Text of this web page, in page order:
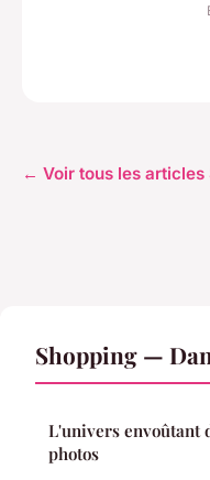
← Voir tous les articles
Shopping —
L'univers envoûtant
photos